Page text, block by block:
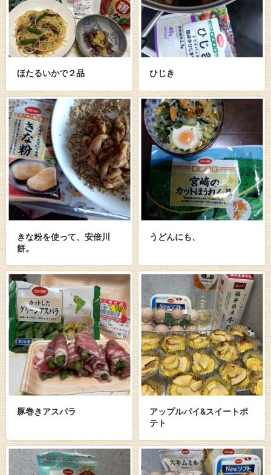
ほたるいかで２品 ひじき
きな粉を使って、安倍川
餅。
うどんにも、
豚巻きアスパラ
アップルパイ&スイートポ
テト